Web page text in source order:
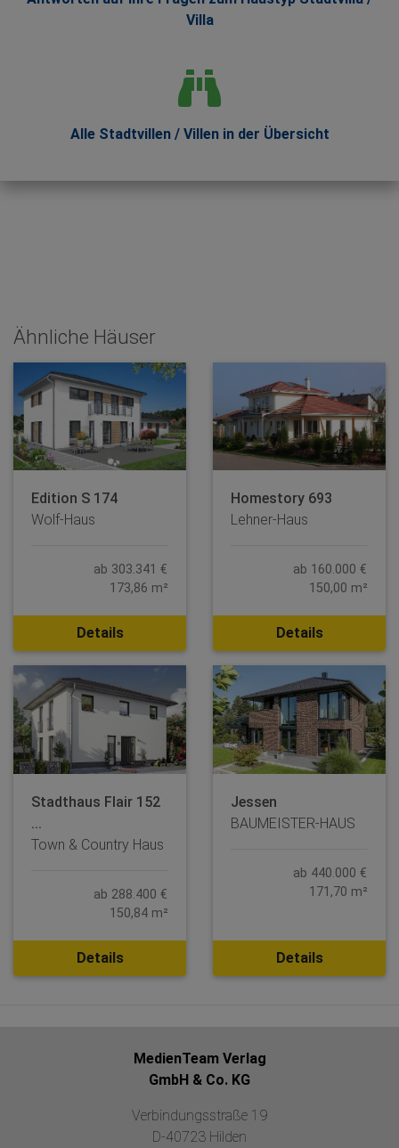
Villa
Alle Stadtvillen / Villen in der Übersicht
Ähnliche Häuser
Edition S 174
Wolf-Haus
ab 303.341 €
173,86 m²
Details
Homestory 693
Lehner-Haus
ab 160.000 €
150,00 m²
Details
Stadthaus Flair 152
...
Town & Country Haus
ab 288.400 €
150,84 m²
Details
Jessen
BAUMEISTER-HAUS
ab 440.000 €
171,70 m²
Details
MedienTeam Verlag
GmbH & Co. KG
Verbindungsstraße 19
D-40723 Hilden